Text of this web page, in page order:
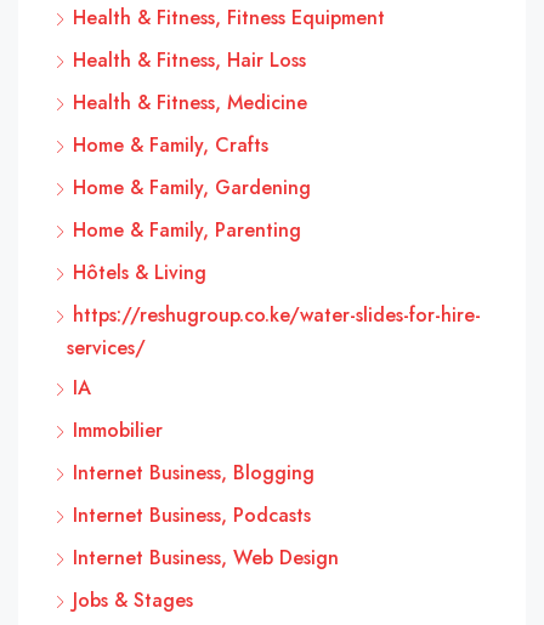
Health & Fitness, Fitness Equipment
Health & Fitness, Hair Loss
Health & Fitness, Medicine
Home & Family, Crafts
Home & Family, Gardening
Home & Family, Parenting
Hôtels & Living
https://reshugroup.co.ke/water-slides-for-hire-
services/
IA
Immobilier
Internet Business, Blogging
Internet Business, Podcasts
Internet Business, Web Design
Jobs & Stages